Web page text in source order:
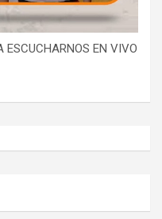
EN VIVO